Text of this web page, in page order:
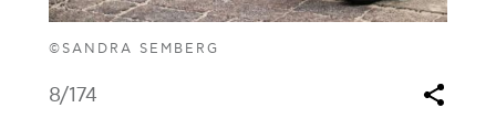
©SANDRA SEMBERG
8/174